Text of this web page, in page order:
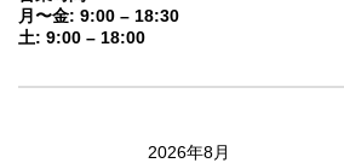
月〜金: 9:00 – 18:30
土: 9:00 – 18:00
2026年8月